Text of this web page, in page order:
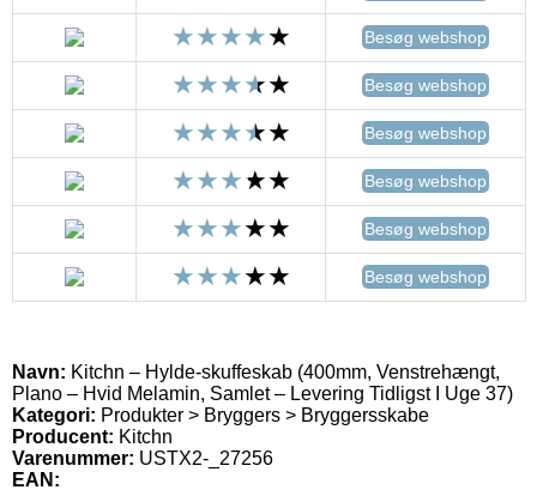
Besøg webshop
Besøg webshop
Besøg webshop
Besøg webshop
Besøg webshop
Besøg webshop
Navn: Kitchn – Hylde-skuffeskab (400mm, Venstrehængt,
Plano – Hvid Melamin, Samlet – Levering Tidligst I Uge 37)
Kategori: Produkter > Bryggers > Bryggersskabe
Producent: Kitchn
Varenummer: USTX2-_27256
EAN: